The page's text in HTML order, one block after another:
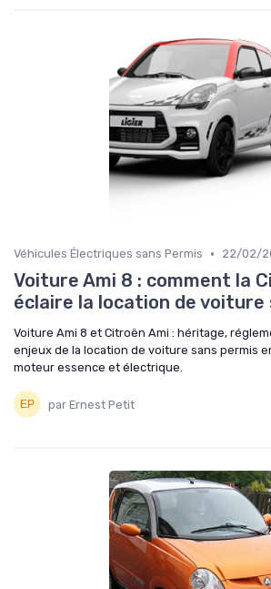
Véhicules Électriques sans Permis • 22/02/
Voiture Ami 8 : comment la
éclaire la location de voiture
Voiture Ami 8 et Citroën Ami : héritage,
enjeux de la location de voiture sans permis
moteur essence et électrique.
par Ernest Petit